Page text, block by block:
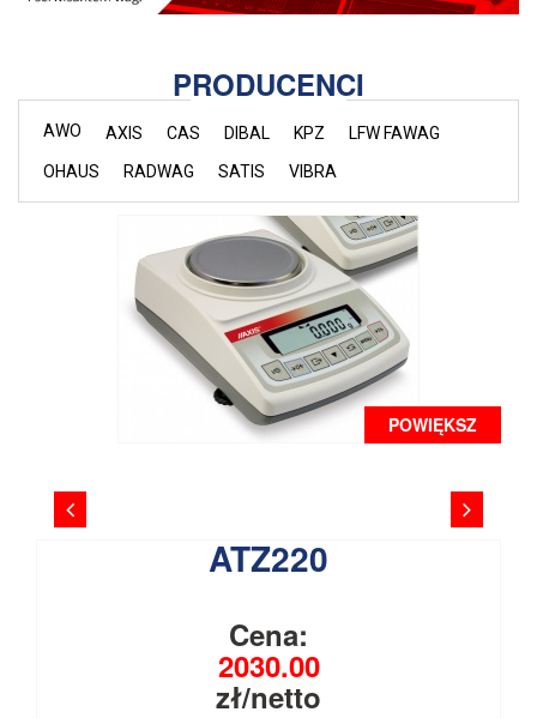
PRODUCENCI
AWO AXIS CAS DIBAL KPZ
LFW FAWAG
OHAUS
RADWAG SATIS VIBRA
POWIĘKSZ
ATZ220
Cena:
2030.00
zł/netto